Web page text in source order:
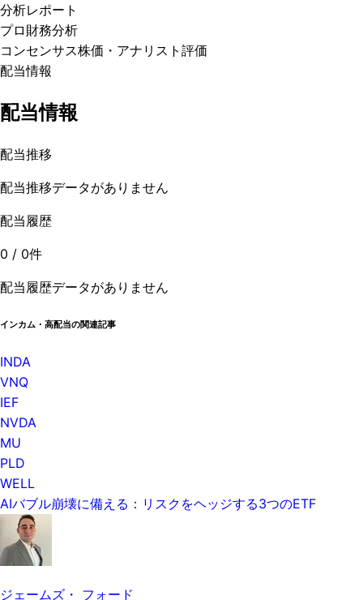
分析レポート
プロ 財務分析
コンセンサス株価 ・アナリスト評価
配当情報
配当情報
配当推移
配当推移データがありません
配当履歴
0 / 0件
配当履歴データがありません
インカム・高配当の関連記事
INDA
VNQ
IEF
NVDA
MU
PLD
WELL
AIバブル崩壊に備える：リスクをヘッジする3つのETF
ジェームズ・ フォード